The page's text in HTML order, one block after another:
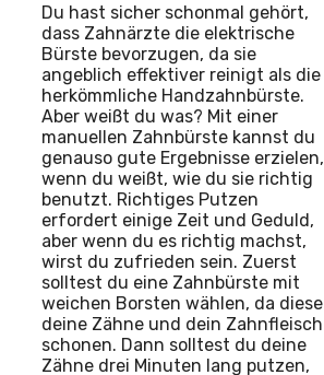
Du hast sicher schonmal gehört,
dass Zahnärzte die elektrische
Bürste bevorzugen, da sie
angeblich effektiver reinigt als die
herkömmliche Handzahnbürste.
Aber weißt du was? Mit einer
manuellen Zahnbürste kannst du
genauso gute Ergebnisse erzielen,
wenn du weißt, wie du sie richtig
benutzt. Richtiges Putzen
erfordert einige Zeit und Geduld,
aber wenn du es richtig machst,
wirst du zufrieden sein. Zuerst
solltest du eine Zahnbürste mit
weichen Borsten wählen, da diese
deine Zähne und dein Zahnfleisch
schonen. Dann solltest du deine
Zähne drei Minuten lang putzen,